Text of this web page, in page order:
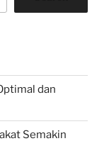
dan
Semakin